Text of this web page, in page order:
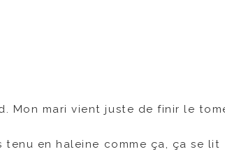
Mon mari vient juste de finir le
tenu en haleine comme ça, ça se lit